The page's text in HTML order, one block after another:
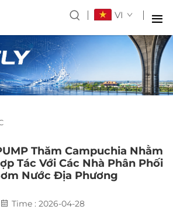
VI
Thăm Campuchia Nhằm
Tác Với Các Nhà Phân Phối
Nước Địa Phương
Time : 2026-04-28